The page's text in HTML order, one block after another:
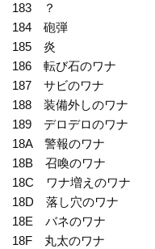
183 ？
184 砲弾
185 炎
186 転び石のワナ
187 サビのワナ
188 装備外しのワナ
189 デロデロのワナ
18A 警報のワナ
18B 召喚のワナ
18C ワナ増えのワナ
18D 落し穴のワナ
18E バネのワナ
18F 丸太のワナ